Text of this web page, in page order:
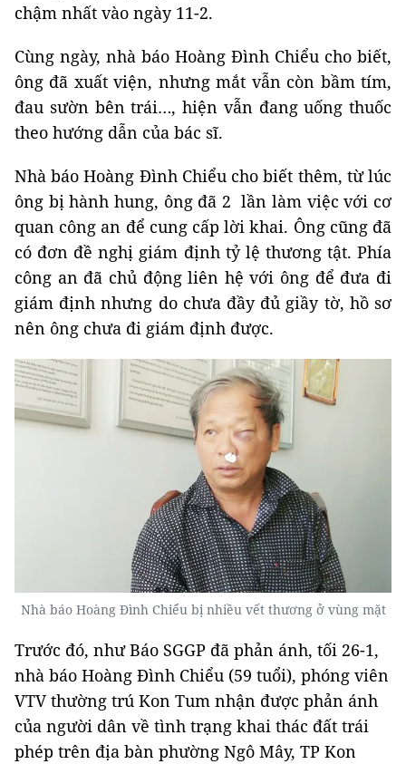
chậm nhất vào ngày 11-2.
Cùng ngày, nhà báo Hoàng Đình Chiểu cho biết,
ông đã xuất viện, nhưng mắt vẫn còn bầm tím,
đau sườn bên trái…, hiện vẫn đang uống thuốc
theo hướng dẫn của bác sĩ.
Nhà báo Hoàng Đình Chiểu cho biết thêm, từ lúc
ông bị hành hung, ông đã 2 lần làm việc với cơ
quan công an để cung cấp lời khai. Ông cũng đã
có đơn đề nghị giám định tỷ lệ thương tật. Phía
công an đã chủ động liên hệ với ông để đưa đi
giám định nhưng do chưa đầy đủ giầy tờ, hồ sơ
nên ông chưa đi giám định được.
Nhà báo Hoàng Đình Chiểu bị nhiều vết thương ở vùng mặt
Trước đó, như Báo SGGP đã phản ánh, tối 26-1,
nhà báo Hoàng Đình Chiểu (59 tuổi), phóng viên
VTV thường trú Kon Tum nhận được phản ánh
của người dân về tình trạng khai thác đất trái
phép trên địa bàn phường Ngô Mây, TP Kon